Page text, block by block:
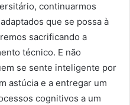
continuarmos
que se possa à
sacrificando a
técnico. E não
se sente inteligente por
astúcia e a entregar um
cognitivos a um